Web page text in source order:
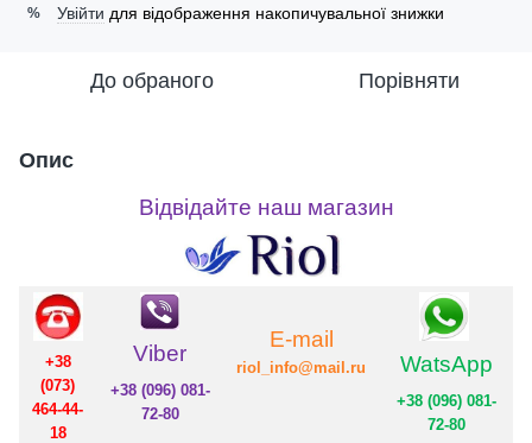
% Увійти для відображення накопичувальної знижки
До обраного Порівняти
Опис
Відвідайте наш магазин
+38
(073)
464-44-
18
Viber
+38 (096) 081-
72-80
E-mail
riol_info@mail.ru WatsApp
+38 (096) 081-
72-80